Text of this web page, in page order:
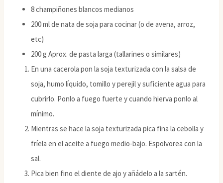
8 champiñones blancos medianos
200 ml de nata de soja para cocinar (o de avena, arroz,
etc)
200 g Aprox. de pasta larga (tallarines o similares)
En una cacerola pon la soja texturizada con la salsa de
soja, humo líquido, tomillo y perejil y suficiente agua para
cubrirlo. Ponlo a fuego fuerte y cuando hierva ponlo al
mínimo.
Mientras se hace la soja texturizada pica fina la cebolla y
fríela en el aceite a fuego medio-bajo. Espolvorea con la
sal.
Pica bien fino el diente de ajo y añádelo a la sartén.